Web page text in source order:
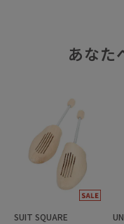
あなた
SUIT SQUARE